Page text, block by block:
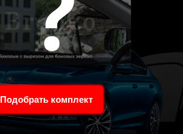
Подобрать комплект